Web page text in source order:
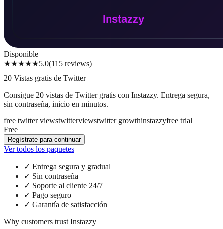
Disponible
★★★★★5.0(115 reviews)
20 Vistas gratis de Twitter
Consigue 20 vistas de Twitter gratis con Instazzy. Entrega segura,
sin contraseña, inicio en minutos.
free twitter viewstwitterviewstwitter growthinstazzyfree trial
Free
Regístrate para continuar
Ver todos los paquetes
✓ Entrega segura y gradual
✓ Sin contraseña
✓ Soporte al cliente 24/7
✓ Pago seguro
✓ Garantía de satisfacción
Why customers trust Instazzy